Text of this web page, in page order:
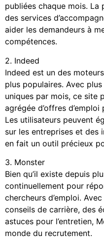
publiées chaque mois.
des services
aider les demandeurs à
compétences.
2. Indeed
Indeed est un des
plus populaires. Avec
uniques par mois, ce site
agrégée d’offres
Les utilisateurs peuvent
sur les entreprises et des
en fait un outil précieux
3. Monster
Bien qu’il existe depuis
continuellement pour
chercheurs d’emploi.
conseils de carrière, des
astuces pour l’entretien,
monde du recrutement.